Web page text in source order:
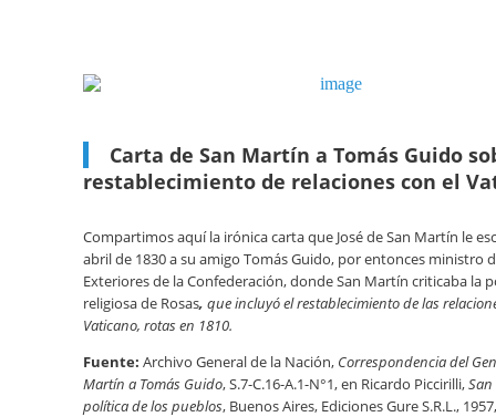
Carta de San Martín a Tomás Guido
restablecimiento de relaciones con el
Compartimos aquí la irónica carta que José de San Martín le
abril de 1830 a su amigo Tomás Guido, por entonces ministro
Exteriores de la Confederación, donde San Martín criticaba la
religiosa de Rosas, que incluyó el restablecimiento de las
Vaticano, rotas en 1810.
Fuente: Archivo General de la Nación, Correspondencia del
Martín a Tomás Guido, S.7-C.16-A.1-N°1, en Ricardo Piccirilli,
política de los pueblos, Buenos Aires, Ediciones Gure S.R.L.,